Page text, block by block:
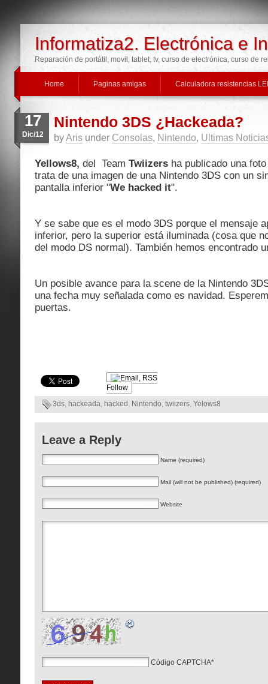
Informatiza2. Electrónica e
Reparación de portátil, movil, tablet, tv, curso de electrónica, curso de
Home Paginas amigas Calculadora resistencias
17
Dic/12
Nintendo 3DS ¿Hackeada?
byAris under Consolas, Nintendo, Ultimas
Yellows8, del Team Twiizers ha publicado una
trata de una imagen de una Nintendo 3DS con un
pantalla inferior "We hacked it".
Y se sabe que es el modo 3DS porque el mensaje
inferior, pero la superior está iluminada (cosa que
del modo DS normal). También hemos encontrado
Un posible avance para la scene de la Nintendo
una fecha muy señalada como es navidad.
puertas.
Follow
3ds, hackeada, hacked , Nintendo, twiizers, Yelows8
Leave a Reply
Name (required)
Mail (will not be published) (required)
Website
Código CAPTCHA*